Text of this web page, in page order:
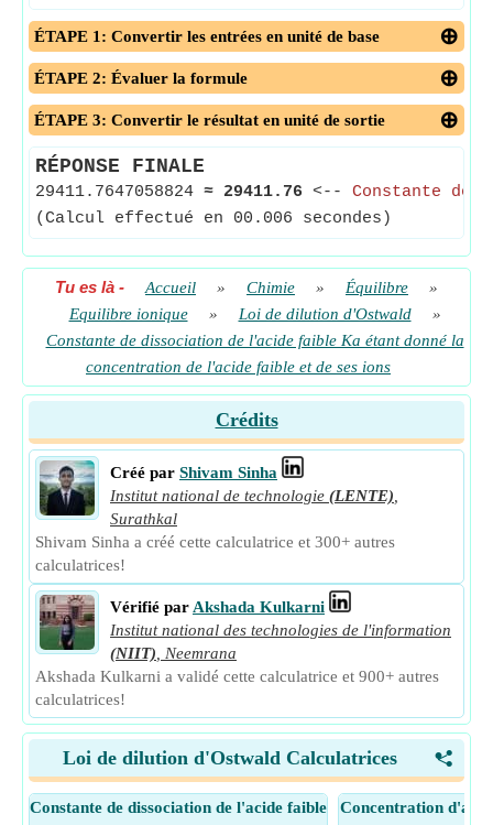
ÉTAPE 1: Convertir les entrées en unité de base
ÉTAPE 2: Évaluer la formule
ÉTAPE 3: Convertir le résultat en unité de sortie
RÉPONSE FINALE
29411.7647058824 ≈ 29411.76 <-- Constante
(Calcul effectué en 00.006 secondes)
Tu es là - Accueil » Chimie » Équilibre
»
Equilibre ionique
» Loi de dilution d'Ostwald
»
Constante de dissociation de l'acide faible Ka étant donné la
concentration de l'acide faible et de ses ions
Crédits
Créé par Shivam Sinha
Institut national de technologie (LENTE)
Surathkal
Shivam Sinha a créé cette calculatrice et 300+ autres
calculatrices!
Vérifié par Akshada Kulkarni
Institut national des technologies de l'information
(NIIT)
Neemrana
Akshada Kulkarni a validé cette calculatrice et 900+ autres
calculatrices!
<
Loi de dilution d'Ostwald Calculatrices
Constante de dissociation de l'acide faible
Concentration